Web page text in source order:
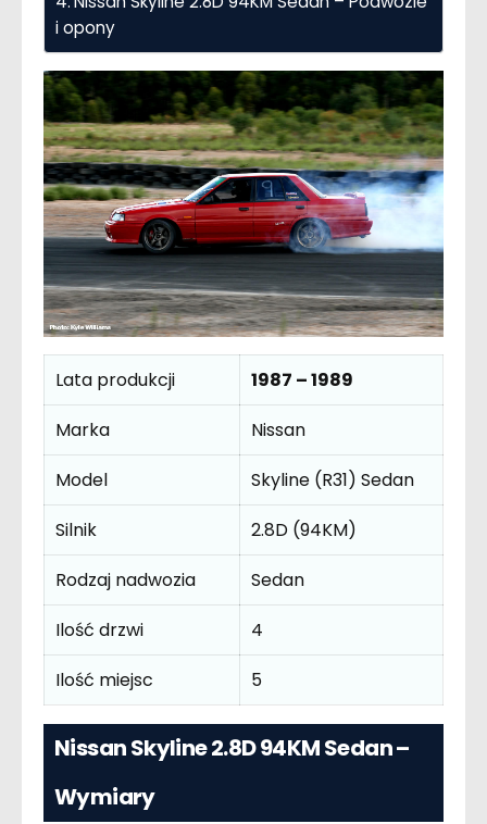
i opony
Lata produkcji
1987 – 1989
Marka
Nissan
Model
Skyline (R31) Sedan
Silnik
2.8D (94KM)
Rodzaj nadwozia
Sedan
Ilość drzwi
4
Ilość miejsc
5
Nissan Skyline 2.8D 94KM Sedan –
Wymiary